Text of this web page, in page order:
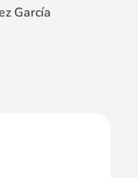
García